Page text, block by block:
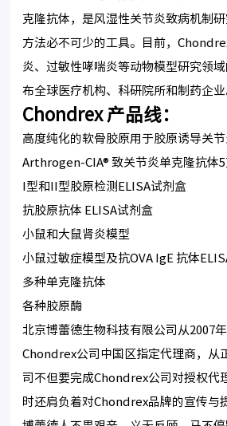
克隆抗体，是风湿性关节炎致病机制
方法必不可少的工具。目前，
炎、过敏性哮喘炎等动物模型研究领
布全球医疗机构、科研院所和制药企业
Chondrex 产品线：
高度纯化的软骨胶原用于胶原诱导关节
Arthrogen-CIA® 致关节炎单克隆抗体5
I型和II型胶原检测ELISA试剂盒
抗胶原抗体 ELISA试剂盒
小鼠和大鼠肾炎模型
小鼠过敏症模型及抗OVA IgE 抗体
多种单克隆抗体
各种胶原酶
北京博蕾德生物科技有限公司从2007
Chondrex公司中国区指定代理商，从
司不但要完成Chondrex公司对授权代
时还肩负着对Chondrex品牌的宣传与